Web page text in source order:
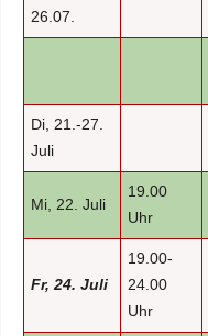
26.07.
Di, 21.-27.
Juli
Mi, 22. Juli
19.00
Uhr
Fr, 24. Juli
19.00-
24.00
Uhr